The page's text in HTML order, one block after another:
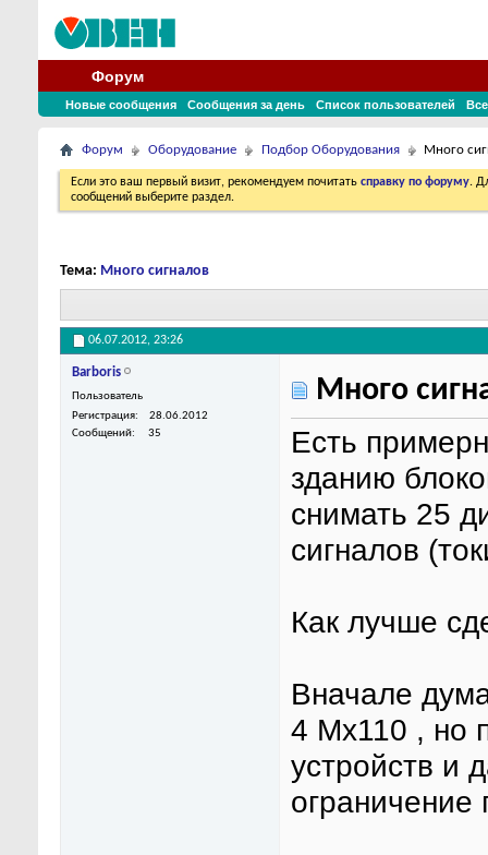
Форум
Новые сообщения Сообщения за день Список пользователей
Форум Оборудование Подбор Оборудования Много
Если это ваш первый визит, рекомендуем почитать справку по форуму.
сообщений выберите раздел.
Тема: Много сигналов
06.07.2012, 23:26
Barboris
Пользователь
Регистрация
28.06.2012
Сообщений
35
Много
Есть
зданию
снимать 25
сигналов
Как лучше
Вначале
4 Мх110 , но
устройств и
ограничение